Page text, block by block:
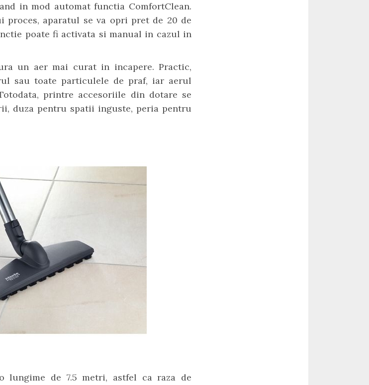
in mod automat functia ComfortClean.
proces, aparatul se va opri pret de 20 de
poate fi activata si manual in cazul in
un aer mai curat in incapere. Practic,
sau toate particulele de praf, iar aerul
printre accesoriile din dotare se
duza pentru spatii inguste, peria pentru
lungime de 7.5 metri, astfel ca raza de